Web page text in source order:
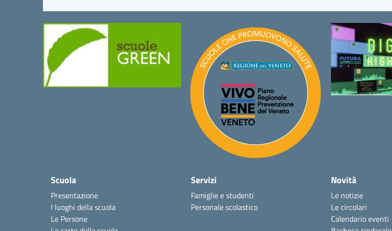
Scuola
Presentazione
I luoghi della scuola
Le Persone
Servizi
Famiglie e studenti
Personale scolastico
Novità
Le notizie
Le circolari
Calendario eventi